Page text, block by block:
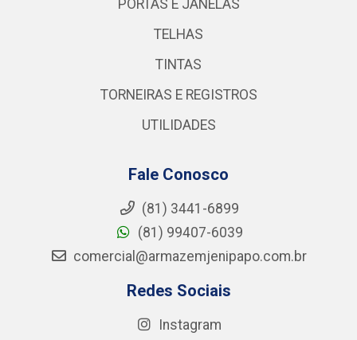
PORTAS E JANELAS
TELHAS
TINTAS
TORNEIRAS E REGISTROS
UTILIDADES
Fale Conosco
(81) 3441-6899
(81) 99407-6039
comercial@armazemjenipapo.com.br
Redes Sociais
Instagram